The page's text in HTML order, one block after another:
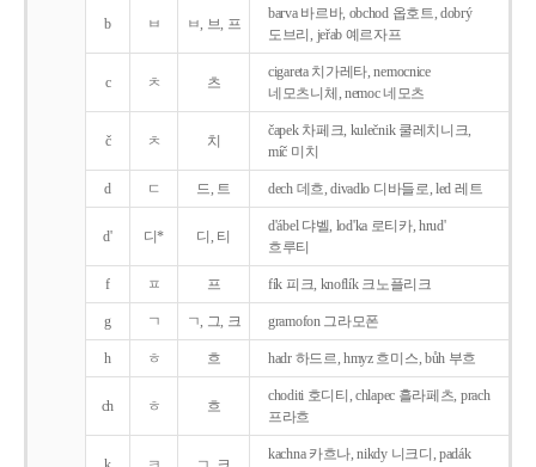
b ㅂ ㅂ, 브, 프
barva 바르바, obchod 옵호트, dobrý
도브리, jeřab 예르자프
c ㅊ 츠
cigareta 치가레타, nemocnice
네모츠니체, nemoc 네모츠
č ㅊ 치
čapek 차페크, kulečnik 쿨레치니크,
míč 미치
d ㄷ 드, 트 dech 데흐, divadlo 디바들로, led 레트
d' 디* 디, 티
d'ábel 댜벨, lod'ka 로티카, hrud'
흐루티
f ㅍ 프 fík 피크, knoflík 크노플리크
g ㄱ ㄱ, 그, 크 gramofon 그라모폰
h ㅎ 흐 hadr 하드르, hmyz 흐미스, bůh 부흐
ch ㅎ 흐
choditi 호디티, chlapec 흘라페츠, prach
프라흐
kachna 카흐나, nikdy 니크디, padák